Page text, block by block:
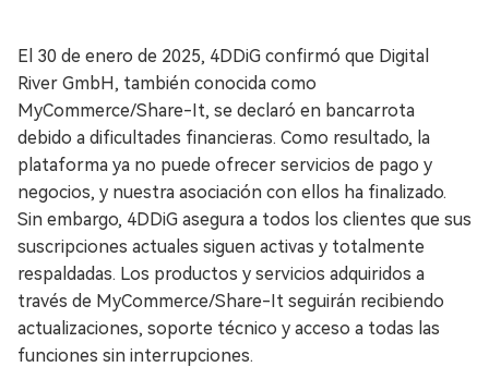
El 30 de enero de 2025, 4DDiG confirmó que Digital
River GmbH, también conocida como
MyCommerce/Share-It, se declaró en bancarrota
debido a dificultades financieras. Como resultado, la
plataforma ya no puede ofrecer servicios de pago y
negocios, y nuestra asociación con ellos ha finalizado.
Sin embargo, 4DDiG asegura a todos los clientes que sus
suscripciones actuales siguen activas y totalmente
respaldadas. Los productos y servicios adquiridos a
través de MyCommerce/Share-It seguirán recibiendo
actualizaciones, soporte técnico y acceso a todas las
funciones sin interrupciones.